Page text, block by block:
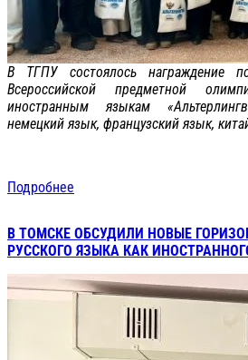
В ТГПУ состоялось награждение
Всероссийской предметной
иностранным языкам
немецкий язык, французский язык,
Подробнее
В ТОМСКЕ ОБСУДИЛИ НОВЫЕ
РУССКОГО ЯЗЫКА КАК